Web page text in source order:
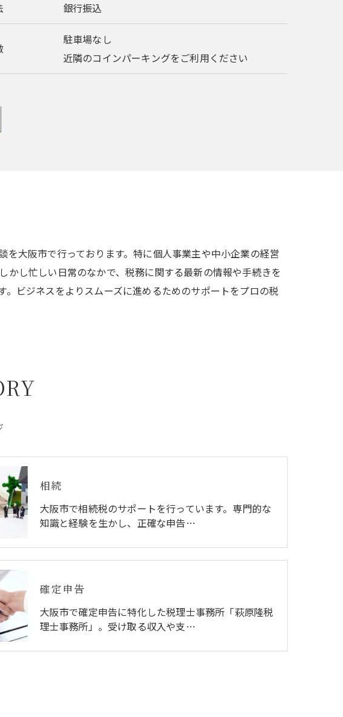
銀行振込
駐車場なし
近隣のコインパーキングをご利用ください
大阪市で行っております。特に個人事業主や中小企業の経営
し忙しい日常のなかで、税務に関する最新の情報や手続きを
ビジネスをよりスムーズに進めるためのサポートをプロの税
相続
大阪市で相続税のサポートを行っています。専門的な
知識と経験を生かし、正確な申告…
確定申告
大阪市で確定申告に特化した税理士事務所「萩原隆税
理士事務所」。受け取る収入や支…